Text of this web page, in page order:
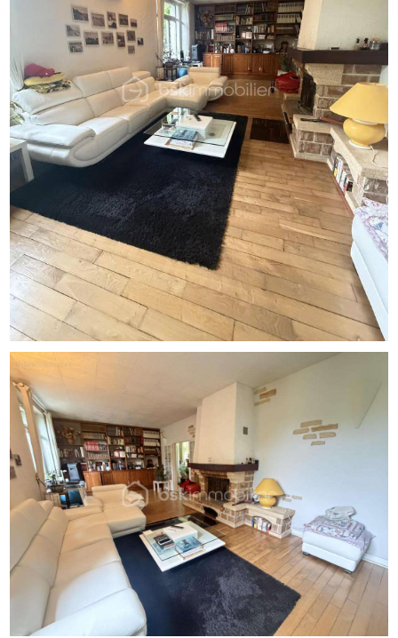
A l'extèrieur, un superbe terrain de plus de 1000m2.
Les ++ qui font la différence:
- Gros potentiel d'agrandissement
- Double accès pratique
- Grand terrain
Une maison idéale pour y installer votre famille
Cette annonce référence 332890 vous est présentée par
votre agent commercial BSK Immobilier SANDRA MIARD
(EI) immatriculé au RSAC de MELUN (77000) sous le
numéro 83881819300016.
Prix du bien : 295 000,00 €
Les honoraires d'agence sont à la charge du vendeur.
A propos des performances énergétiques :
Date de réalisation du diagnostic énergétique :
28/04/2026
Score DPE : 286 kWhEP/m²/an
Score GES : 62 kgepCO2/m²/an
Montant estimé des dépenses annuelles d'énergie pour
un usage standard : entre 4640.00 € et 6360.00 € par
an. Prix moyens des énergies indexés sur l'année 2021
(abonnements compris).